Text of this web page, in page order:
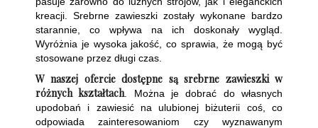
kreacji. Srebrne zawieszki zostały wykonane bardzo
starannie, co wpływa na ich doskonały wygląd.
Wyróżnia je wysoka jakość, co sprawia, że mogą być
stosowane przez długi czas.
W naszej ofercie dostępne są srebrne zawieszki w
różnych kształtach . Można je dobrać do własnych
upodobań i zawiesić na ulubionej biżuterii coś, co
odpowiada zainteresowaniom czy wyznawanym